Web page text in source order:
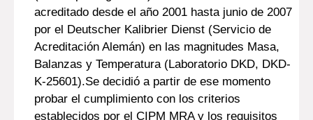
acreditado desde el año 2001 hasta junio de 2007
por el Deutscher Kalibrier Dienst (Servicio de
Acreditación Alemán) en las magnitudes Masa,
Balanzas y Temperatura (Laboratorio DKD, DKD-
K-25601).Se decidió a partir de ese momento
probar el cumplimiento con los criterios
establecidos por el CIPM MRA y los requisitos